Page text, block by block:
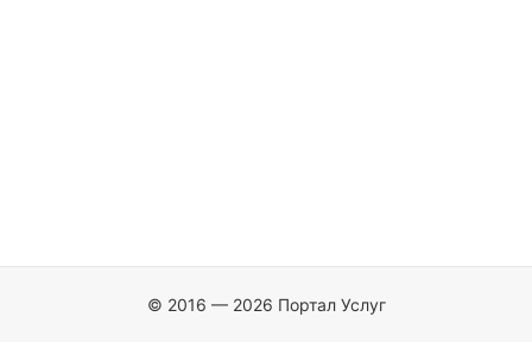
© 2016 — 2026 Портал Услуг